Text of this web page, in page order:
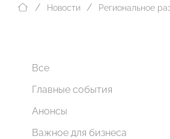
Новости Региональное
Все
Главные события
Анонсы
Важное для бизнеса